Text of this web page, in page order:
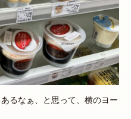
るなぁ、と思って、横のヨー